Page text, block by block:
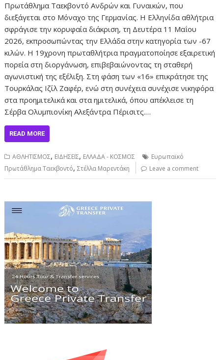
Πρωτάθλημα Ταεκβοντό Ανδρών και Γυναικών, που
διεξάγεται στο Μόναχο της Γερμανίας. Η Ελληνίδα αθλήτρια
σφράγισε την κορυφαία διάκριση, τη Δευτέρα 11 Μαΐου
2026, εκπροσωπώντας την Ελλάδα στην κατηγορία των -67
κιλών. Η 19χρονη πρωταθλήτρια πραγματοποίησε εξαιρετική
πορεία στη διοργάνωση, επιβεβαιώνοντας τη σταθερή
αγωνιστική της εξέλιξη. Στη φάση των «16» επικράτησε της
Τουρκάλας Ιζίλ Ζαφέρ, ενώ στη συνέχεια συνέχισε νικηφόρα
στα προημιτελικά και στα ημιτελικά, όπου απέκλεισε τη
Σέρβα Ολυμπιονίκη Αλεξάντρα Πέρισιτς.…
READ MORE
ΑΘΛΗΤΙΣΜΟΣ, ΕΙΔΗΣΕΙΣ, ΕΛΛΑΔΑ - ΚΟΣΜΟΣ
Ευρωπαϊκό
Πρωτάθλημα Ταεκβοντό,Στέλλα Μαρεντάκη Leave a comment